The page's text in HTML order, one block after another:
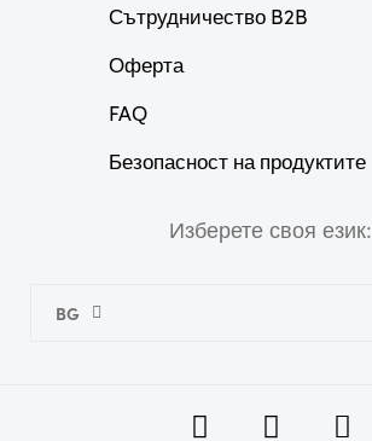
Сътрудничество B2B
Оферта
FAQ
Безопасност на продуктите
Изберете своя език:
BG